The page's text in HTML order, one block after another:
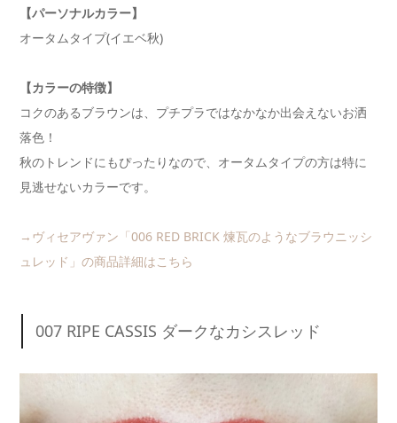
【パーソナルカラー】
オータムタイプ(イエベ秋)
【カラーの特徴】
コクのあるブラウンは、プチプラではなかなか出会えないお洒
落色！
秋のトレンドにもぴったりなので、オータムタイプの方は特に
見逃せないカラーです。
→ヴィセアヴァン「006 RED BRICK 煉瓦のようなブラウニッシ
ュレッド」の商品詳細はこちら
007 RIPE CASSIS ダークなカシスレッド